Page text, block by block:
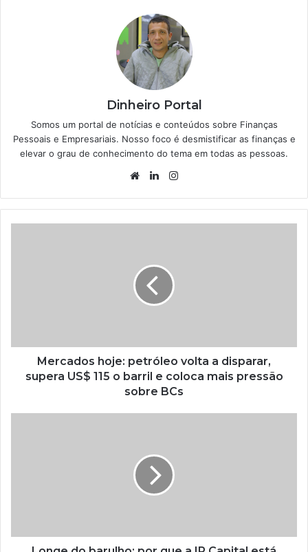
Dinheiro Portal
Somos um portal de notícias e conteúdos sobre Finanças
Pessoais e Empresariais. Nosso foco é desmistificar as finanças e
elevar o grau de conhecimento do tema em todas as pessoas.
WebsiteLinkedin
Mercados hoje: petróleo volta a disparar,
supera US$ 115 o barril e coloca mais pressão
sobre BCs